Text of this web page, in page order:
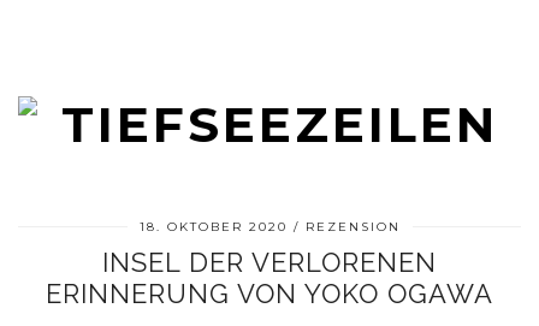
18. OKTOBER 2020 REZENSION
INSEL DER VERLORENEN
ERINNERUNG VON YOKO OGAWA